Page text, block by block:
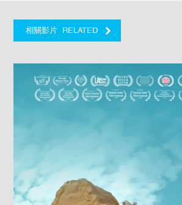
相關影片 RELATED